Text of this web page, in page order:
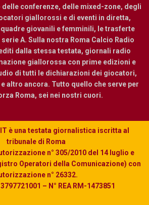
conferenze, delle mixed-zone, degli
giallorossi e di eventi in diretta,
giovanili e femminili, le trasferte
A. Sulla nostra Roma Calcio Radio
dalla stessa testata, giornali radio
giallorossa con prime edizioni e
di tutti le dichiarazioni dei giocatori,
altro ancora. Tutto quello che serve per
Roma, sei nei nostri cuori.
è una testata giornalistica iscritta al
tribunale di Roma
n° 305/2010 del 14 luglio e
Operatori della Comunicazione) con
n° 26332.
– N° REA RM-1473851